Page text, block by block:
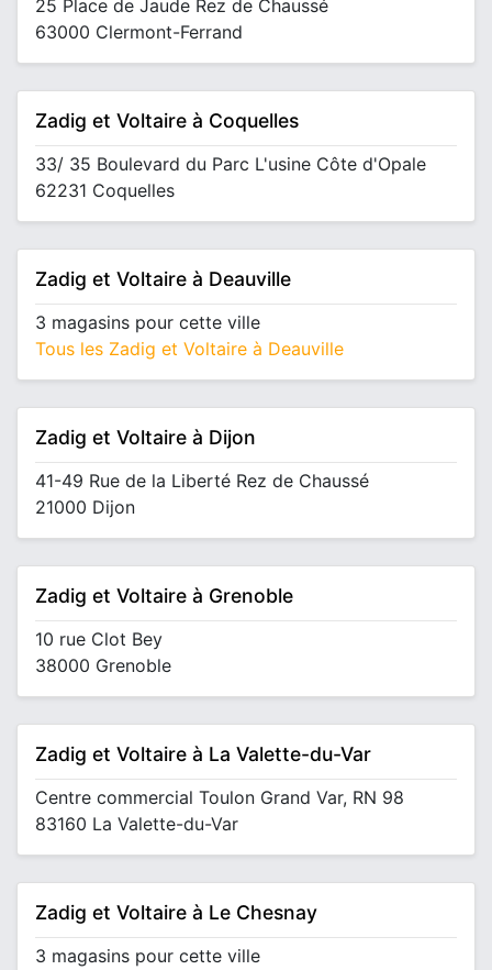
25 Place de Jaude Rez de Chaussé
63000 Clermont-Ferrand
Zadig et Voltaire à Coquelles
33/ 35 Boulevard du Parc L'usine Côte d'Opale
62231 Coquelles
Zadig et Voltaire à Deauville
3 magasins pour cette ville
Tous les Zadig et Voltaire à Deauville
Zadig et Voltaire à Dijon
41-49 Rue de la Liberté Rez de Chaussé
21000 Dijon
Zadig et Voltaire à Grenoble
10 rue Clot Bey
38000 Grenoble
Zadig et Voltaire à La Valette-du-Var
Centre commercial Toulon Grand Var, RN 98
83160 La Valette-du-Var
Zadig et Voltaire à Le Chesnay
3 magasins pour cette ville